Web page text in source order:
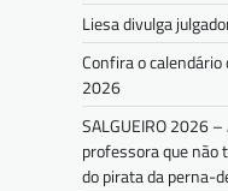
Liesa divulga
Confira o
2026
SALGUEIRO 2026
professora que não
do pirata da perna-